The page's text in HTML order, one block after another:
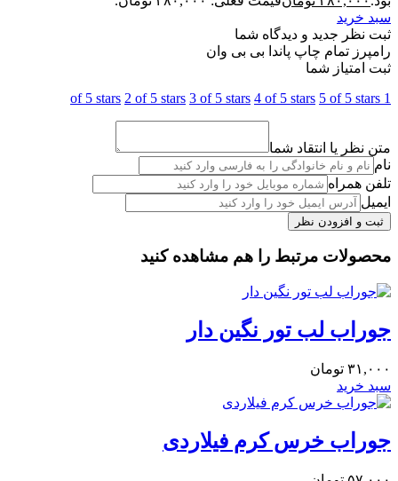
سبد خرید
ثبت نظر جدید و دیدگاه شما
رامپرز تمام چاپ پاندا بی بی وان
ثبت امتیاز شما
1 of 5 stars
2 of 5 stars 3 of 5 stars 4 of 5 stars 5 of 5 stars
متن نظر یا انتقاد شما
نام
تلفن همراه
ایمیل
محصولات مرتبط را هم مشاهده کنید
جوراب لب تور نگین دار
۳۱,۰۰۰ تومان
سبد خرید
جوراب خرس کرم فیلاردی